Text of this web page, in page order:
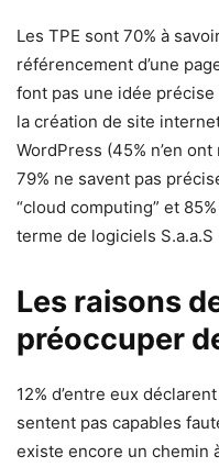
Les TPE sont 70% à
référencement d’une
font pas une idée précise
la création de site
WordPress (45% n’en
79% ne savent pas
“cloud computing” et
terme de logiciels
Les raisons
préoccuper
12% d’entre eux
sentent pas capables
existe encore un chemin